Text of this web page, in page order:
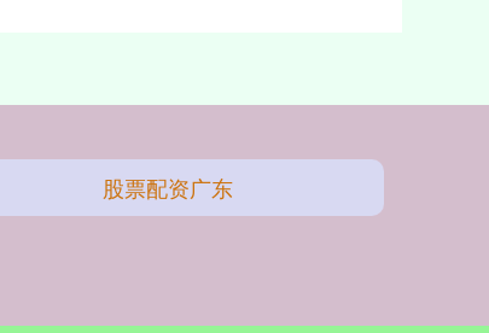
股票配资广东